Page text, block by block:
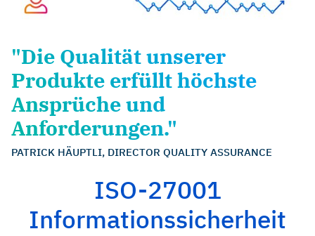
"Die Qualität unserer
Produkte erfüllt höchste
Ansprüche und
Anforderungen."
PATRICK HÄUPTLI, DIRECTOR QUALITY ASSURANCE
ISO-27001
Informationssicherheit